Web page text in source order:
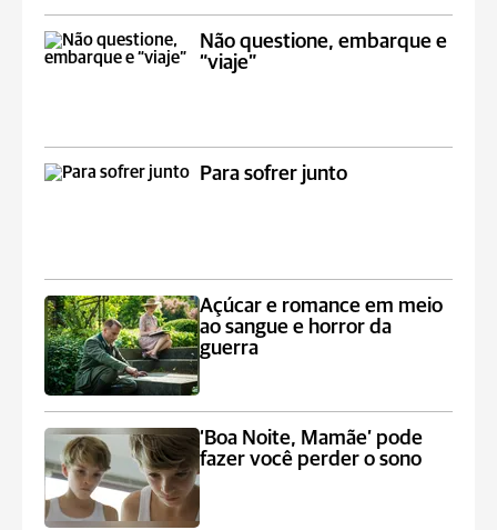
Não questione, embarque e
“viaje”
Para sofrer junto
Açúcar e romance em meio
ao sangue e horror da
guerra
‘Boa Noite, Mamãe’ pode
fazer você perder o sono